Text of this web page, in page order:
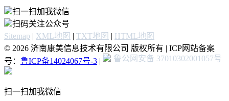
扫一扫加我微信
扫码关注公众号
Sitemap | XML地图 | TXT地图 | HTML地图
© 2026 济南康美信息技术有限公司 版权所有 | ICP网站备案
号： 鲁ICP备14024067号-3 | 鲁公网安备 37010302001057号
扫一扫加我微信